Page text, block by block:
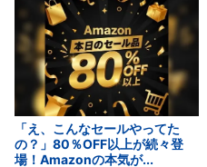
「え、こんなセールやってた
の？」80％OFF以上が続々登
場！Amazonの本気が...